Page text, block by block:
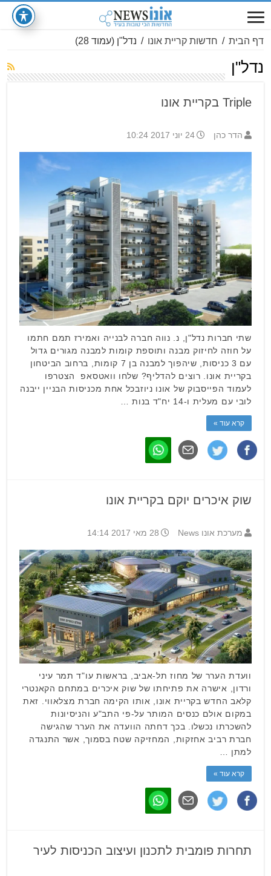
דף הבית / חדשות קריית אונו / נדל"ן (עמוד 28)
נדל"ן
Triple בקריית אונו
הדר כהן 24 יוני 2017 10:24
שתי חברות נדל"ן, נ. נווה חברה לבנייה ואמירז תמם חתמו
על חוזה לחיזוק מבנה ותוספת קומות למבנה מגורים גדול
עם 3 כניסות, שיהפוך למבנה בן 7 קומות, ברחוב הביטחון
בקריית אונו. רוצים להדליף? שלחו וואטסאפ הצטרפו
לעמוד הפייסבוק של אונו ניוזבכל אחת מכניסות הבניין ייבנה
לובי עם מעלית ו-14 יח"ד בנות …
קרא עוד »
שוק איכרים יוקם בקריית אונו
מערכת אונו News 28 מאי 2017 14:14
וועדת הערר של מחוז תל-אביב, בראשות עו"ד תמר עיני
ורדון, אישרה את פתיחתו של שוק איכרים במתחם הקאנטרי
קלאב החדש בקריית אונו, אותו הקימה חברת מצלאווי. זאת
במקום אולם כנסים המותר על-פי התב"ע והניסיונות
להשכרתו נכשלו. בכך דחתה הוועדה את הערר שהגישה
חברת רביב אחזקות, המחזיקה שטח בסמוך, אשר התנגדה
למתן …
קרא עוד »
תחרות פומבית לתכנון ועיצוב הכניסות לעיר